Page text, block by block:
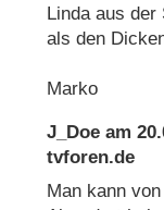
Linda aus der
als den
Marko
J_Doe am
tvforen.de
Man kann